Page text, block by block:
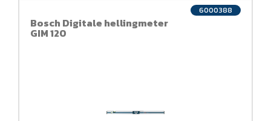
Bosch Digitale hellingmeter
GIM 120
6000388